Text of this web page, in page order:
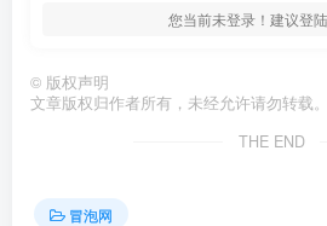
您当前未登录！建议登
© 版权声明
文章版权归作者所有，未经允许请勿转载。
THE END
冒泡网